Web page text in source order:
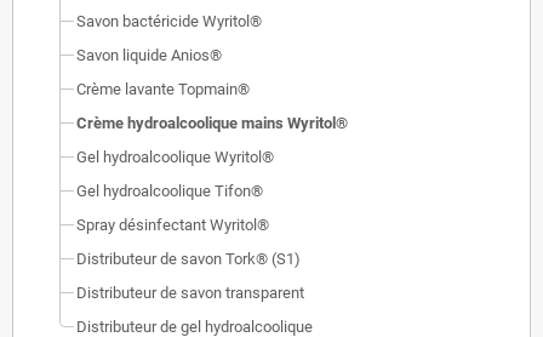
Savon bactéricide Wyritol®
Savon liquide Anios®
Crème lavante Topmain®
Crème hydroalcoolique mains Wyritol®
Gel hydroalcoolique Wyritol®
Gel hydroalcoolique Tifon®
Spray désinfectant Wyritol®
Distributeur de savon Tork® (S1)
Distributeur de savon transparent
Distributeur de gel hydroalcoolique